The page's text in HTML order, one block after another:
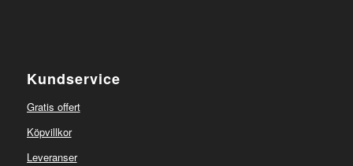
Kundservice
Gratis offert
Köpvillkor
Leveranser